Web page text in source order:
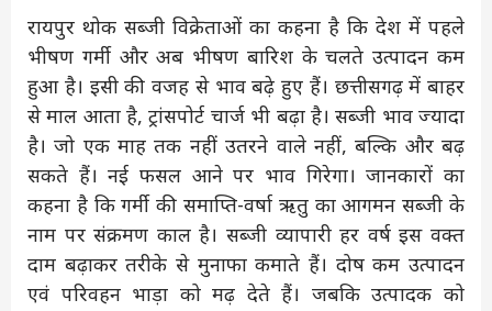
रायपुर थोक सब्जी विक्रेताओं का कहना है कि देश में पहले
भीषण गर्मी और अब भीषण बारिश के चलते उत्पादन कम
हुआ है। इसी की वजह से भाव बढ़े हुए हैं। छत्तीसगढ़ में बाहर
से माल आता है, ट्रांसपोर्ट चार्ज भी बढ़ा है। सब्जी भाव ज्यादा
है। जो एक माह तक नहीं उतरने वाले नहीं, बल्कि और बढ़
सकते हैं। नई फसल आने पर भाव गिरेगा। जानकारों का
कहना है कि गर्मी की समाप्ति-वर्षा ऋतु का आगमन सब्जी के
नाम पर संक्रमण काल है। सब्जी व्यापारी हर वर्ष इस वक्त
दाम बढ़ाकर तरीके से मुनाफा कमाते हैं। दोष कम उत्पादन
एवं परिवहन भाड़ा को मढ़ देते हैं। जबकि उत्पादक को